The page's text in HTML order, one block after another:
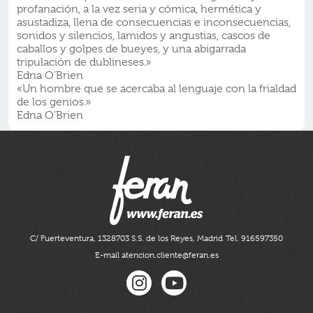
profanación, a la vez seria y cómica, hermética y
asustadiza, llena de consecuencias e inconsecuencias,
sonidos y silencios, lamidos y angustias, cascos de
caballos y golpes de bueyes, y una abigarrada
tripulación de dublineses.»
Edna O'Brien
«Un hombre que se acercaba al lenguaje con la frialdad
de los genios.»
Edna O'Brien
C/ Fuerteventura, 1328703 S.S. de los Reyes, Madrid Tel. 916597350
E-mail atencion.cliente@feran.es